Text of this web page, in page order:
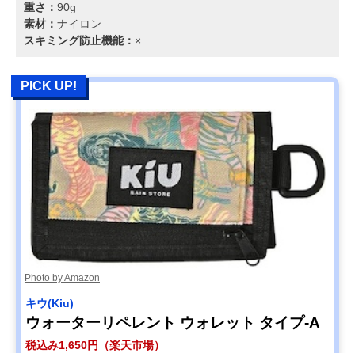
重さ： 90g
素材： ナイロン
スキミング防止機能： ×
PICK UP!
Photo by Amazon
キウ(Kiu)
ウォーターリペレント ウォレット タイプ-A
税込み1,650円（楽天市場）